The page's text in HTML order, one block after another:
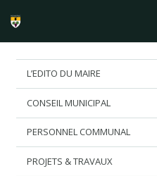
L’EDITO DU MAIRE
CONSEIL MUNICIPAL
PERSONNEL COMMUNAL
PROJETS & TRAVAUX